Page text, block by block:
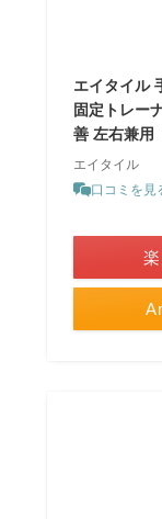
エイタイル
固定トレー
善 左右兼用
エイタイル
口コミを見